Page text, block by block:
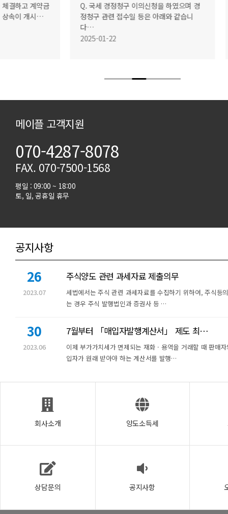
결하고 계약금
상속이 개시…
Q. 국세 경정청구 이의신청을 하였으며 경
정청구 관련 접수일 등은 아래와 같습니
다…
2025-01-22
메이플 고객지원
070-4287-8078
FAX. 070-7500-1568
평일 : 09:00 ~ 18:00
토, 일, 공휴일 휴무
공지사항
26
2023.07
주식양도 관련 과세자료 제출의무
세법에서는 주식 관련 과세자료를 수집하기 위하여, 주식등
는 경우 주식 발행법인과 증권사 등 …
30
2023.06
7월부터 「매입자발행계산서」 제도 최…
이제 부가가치세가 면제되는 재화ㆍ용역을 거래할 때 판매
입자가 원래 받아야 하는 계산서를 발행…
회사소개 양도소득세
상담문의 공지사항